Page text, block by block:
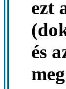
ezt
és